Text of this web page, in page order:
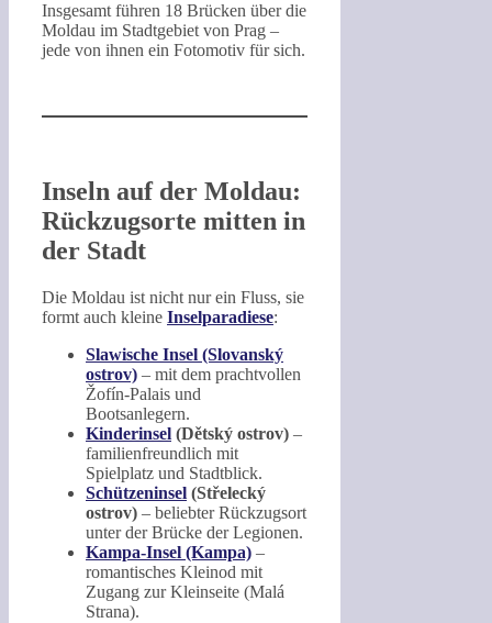
Insgesamt führen 18 Brücken über die
Moldau im Stadtgebiet von Prag –
jede von ihnen ein Fotomotiv für sich.
Inseln auf der Moldau:
Rückzugsorte mitten in
der Stadt
Die Moldau ist nicht nur ein Fluss, sie
formt auch kleine Inselparadiese:
Slawische Insel (Slovanský
ostrov) – mit dem prachtvollen
Žofín-Palais und
Bootsanlegern.
Kinderinsel (Dětský ostrov) –
familienfreundlich mit
Spielplatz und Stadtblick.
Schützeninsel (Střelecký
ostrov) – beliebter Rückzugsort
unter der Brücke der Legionen.
Kampa-Insel (Kampa) –
romantisches Kleinod mit
Zugang zur Kleinseite (Malá
Strana).